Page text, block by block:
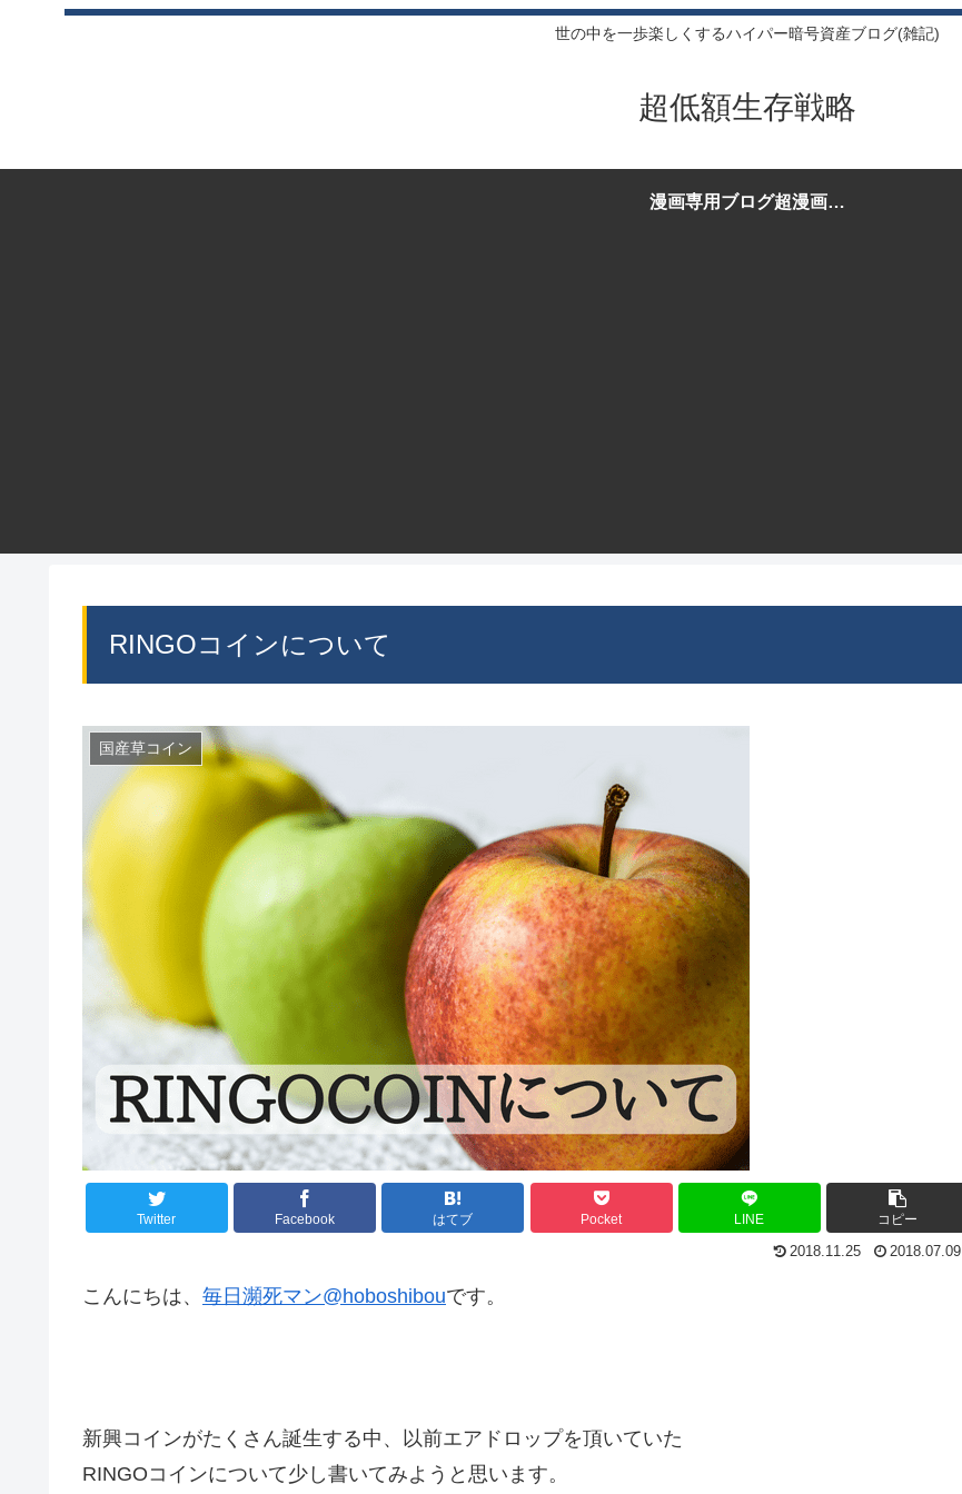
世の中を一歩楽しくするハイパー暗号資産ブログ(雑記)
超低額生存戦略
漫画専用ブログ超漫画生
RINGOコインについて
国産草コイン
Twitter Facebook はてブ Pocket LINE コピー
2018.11.25 2018.07.09
こんにちは、 毎日瀕死マン@hoboshibouです。
新興コインがたくさん誕生する中、以前エアドロップを頂いていた
RINGOコインについて少し書いてみようと思います。